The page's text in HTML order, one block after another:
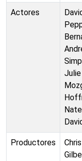
Actores
Julie
Productores